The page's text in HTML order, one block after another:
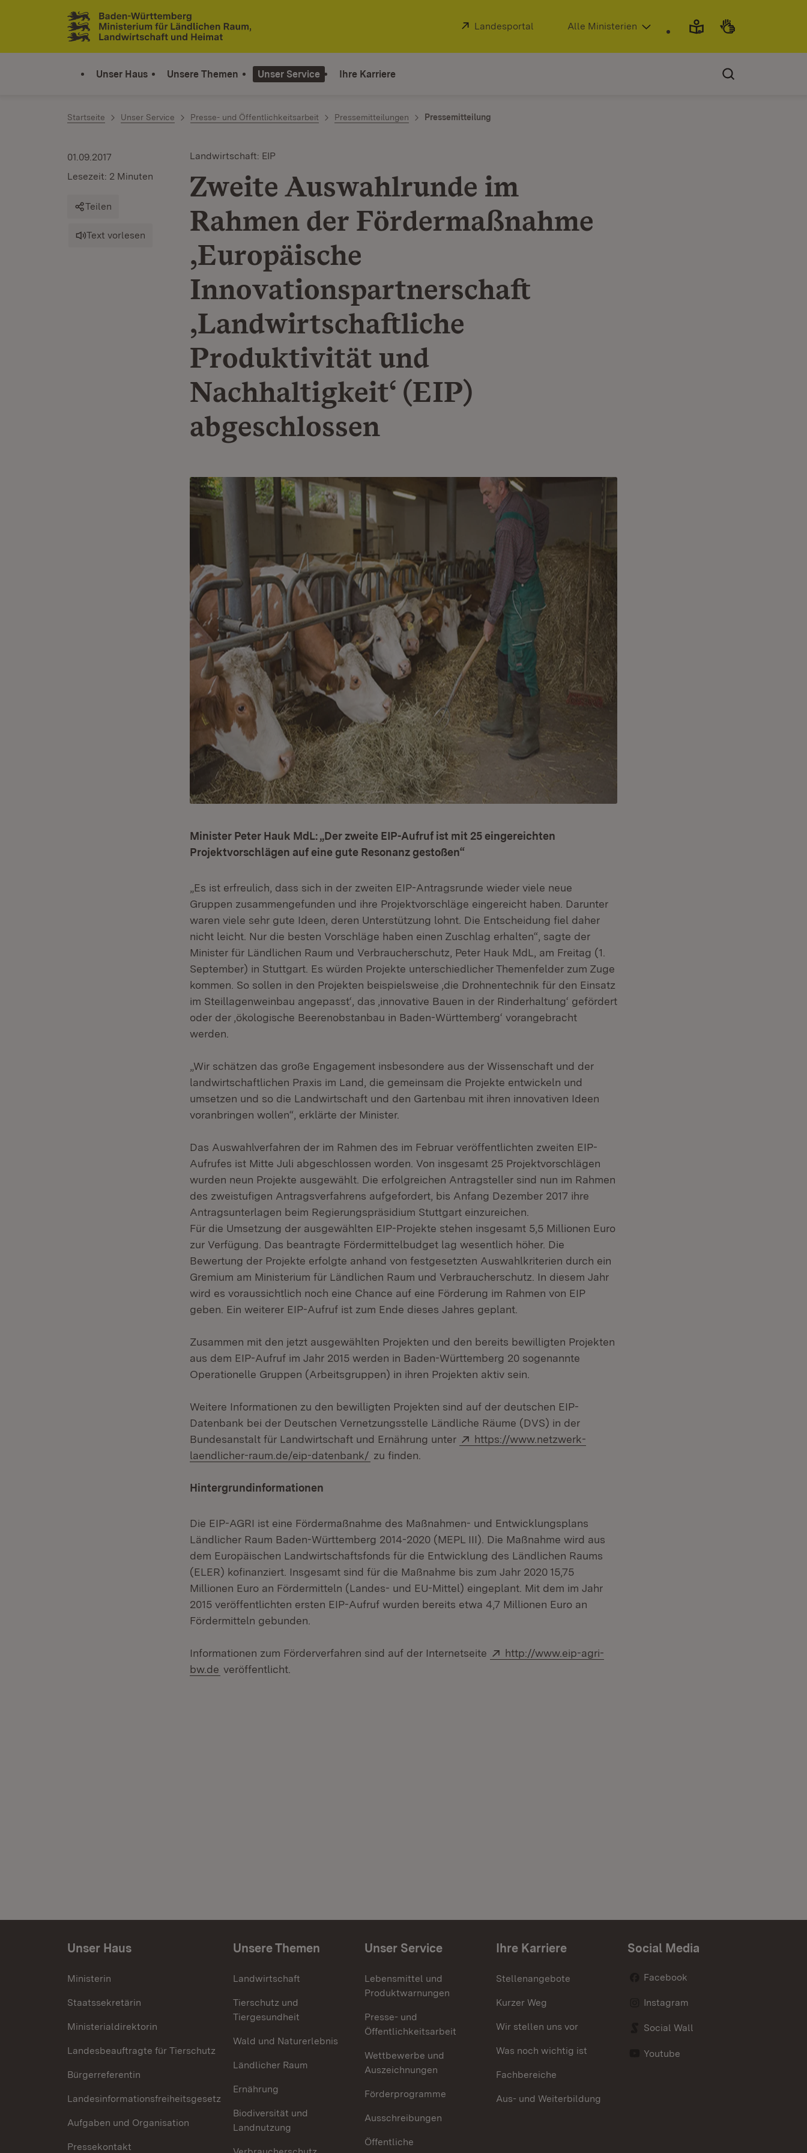
Zum Inhalt springen
Link zur Startseite
Extern:
Landesportal (Öffnet in neuem Fenster)
Alle Ministerien
Unser Haus Unsere Themen Unser Service Ihre Karriere
Startseite Unser Service Presse- und Öffentlichkeitsarbeit Pressemitteilungen Pressemitteilung
Landwirtschaft: EIP
Zweite Auswahlrunde im
Rahmen der Fördermaßnahme
‚Europäische
Innovationspartnerschaft
‚Landwirtschaftliche
Produktivität und
Nachhaltigkeit‘ (EIP)
abgeschlossen
01.09.2017
Lesezeit: 2 Minuten
Teilen
Text vorlesen
Minister Peter Hauk MdL: „Der zweite EIP-Aufruf ist mit 25 eingereichten
Projektvorschlägen auf eine gute Resonanz gestoßen“
„Es ist erfreulich, dass sich in der zweiten EIP-Antragsrunde wieder viele neue
Gruppen zusammengefunden und ihre Projektvorschläge eingereicht haben. Darunter
waren viele sehr gute Ideen, deren Unterstützung lohnt. Die Entscheidung fiel daher
nicht leicht. Nur die besten Vorschläge haben einen Zuschlag erhalten“, sagte der
Minister für Ländlichen Raum und Verbraucherschutz, Peter Hauk MdL, am Freitag (1.
September) in Stuttgart. Es würden Projekte unterschiedlicher Themenfelder zum Zuge
kommen. So sollen in den Projekten beispielsweise ‚die Drohnentechnik für den Einsatz
im Steillagenweinbau angepasst‘, das ‚innovative Bauen in der Rinderhaltung‘ gefördert
oder der ‚ökologische Beerenobstanbau in Baden-Württemberg‘ vorangebracht
werden.
„Wir schätzen das große Engagement insbesondere aus der Wissenschaft und der
landwirtschaftlichen Praxis im Land, die gemeinsam die Projekte entwickeln und
umsetzen und so die Landwirtschaft und den Gartenbau mit ihren innovativen Ideen
voranbringen wollen“, erklärte der Minister.
Das Auswahlverfahren der im Rahmen des im Februar veröffentlichten zweiten EIP-
Aufrufes ist Mitte Juli abgeschlossen worden. Von insgesamt 25 Projektvorschlägen
wurden neun Projekte ausgewählt. Die erfolgreichen Antragsteller sind nun im Rahmen
des zweistufigen Antragsverfahrens aufgefordert, bis Anfang Dezember 2017 ihre
Antragsunterlagen beim Regierungspräsidium Stuttgart einzureichen.
Für die Umsetzung der ausgewählten EIP-Projekte stehen insgesamt 5,5 Millionen Euro
zur Verfügung. Das beantragte Fördermittelbudget lag wesentlich höher. Die
Bewertung der Projekte erfolgte anhand von festgesetzten Auswahlkriterien durch ein
Gremium am Ministerium für Ländlichen Raum und Verbraucherschutz. In diesem Jahr
wird es voraussichtlich noch eine Chance auf eine Förderung im Rahmen von EIP
geben. Ein weiterer EIP-Aufruf ist zum Ende dieses Jahres geplant.
Zusammen mit den jetzt ausgewählten Projekten und den bereits bewilligten Projekten
aus dem EIP-Aufruf im Jahr 2015 werden in Baden-Württemberg 20 sogenannte
Operationelle Gruppen (Arbeitsgruppen) in ihren Projekten aktiv sein.
Weitere Informationen zu den bewilligten Projekten sind auf der deutschen EIP-
Datenbank bei der Deutschen Vernetzungsstelle Ländliche Räume (DVS) in der
Bundesanstalt für Landwirtschaft und Ernährung unter
Extern:
https://www.netzwerk-
laendlicher-raum.de/eip-datenbank/ (Öffnet in neuem Fenster)
zu finden.
Hintergrundinformationen
Die EIP-AGRI ist eine Fördermaßnahme des Maßnahmen- und Entwicklungsplans
Ländlicher Raum Baden-Württemberg 2014-2020 (MEPL III). Die Maßnahme wird aus
dem Europäischen Landwirtschaftsfonds für die Entwicklung des Ländlichen Raums
(ELER) kofinanziert. Insgesamt sind für die Maßnahme bis zum Jahr 2020 15,75
Millionen Euro an Fördermitteln (Landes- und EU-Mittel) eingeplant. Mit dem im Jahr
2015 veröffentlichten ersten EIP-Aufruf wurden bereits etwa 4,7 Millionen Euro an
Fördermitteln gebunden.
Informationen zum Förderverfahren sind auf der Internetseite Extern:
http://www.eip-agri-
bw.de (Öffnet in neuem Fenster)
veröffentlicht.
Unser Haus
Ministerin
Staatssekretärin
Ministerialdirektorin
Landesbeauftragte für Tierschutz
Bürgerreferentin
Landesinformationsfreiheitsgesetz
Aufgaben und Organisation
Pressekontakt
Unsere Themen
Landwirtschaft
Tierschutz und
Tiergesundheit
Wald und Naturerlebnis
Ländlicher Raum
Ernährung
Biodiversität und
Landnutzung
Unser Service
Lebensmittel und
Produktwarnungen
Presse- und
Öffentlichkeitsarbeit
Wettbewerbe und
Auszeichnungen
Förderprogramme
Ausschreibungen
Öffentliche
Ihre Karriere
Stellenangebote
Kurzer Weg
Wir stellen uns vor
Was noch wichtig ist
Fachbereiche
Aus- und Weiterbildung
Social Media
Facebook
Instagram
Social Wall
Youtube